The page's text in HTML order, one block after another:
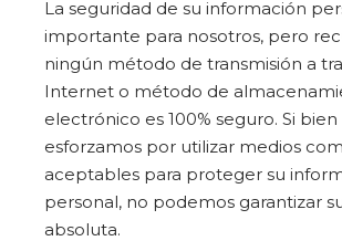
La seguridad de su información
importante para nosotros, pero
ningún método de transmisión a
Internet o método de
electrónico es 100% seguro. Si bien
esforzamos por utilizar medios
aceptables para proteger su
personal, no podemos garantizar
absoluta.